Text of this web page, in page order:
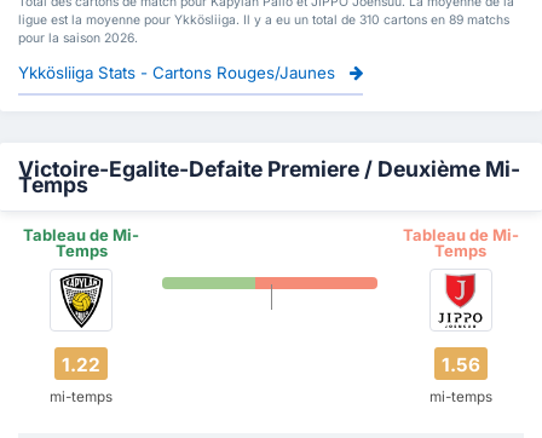
ligue est la moyenne pour Ykkösliiga. Il y a eu un total de 310 cartons en 89 matchs
pour la saison 2026.
Ykkösliiga Stats - Cartons Rouges/Jaunes
Victoire-Egalite-Defaite Premiere / Deuxième Mi-
Temps
Tableau de Mi-
Temps
Tableau de Mi-
Temps
1.22
mi-temps
1.56
mi-temps